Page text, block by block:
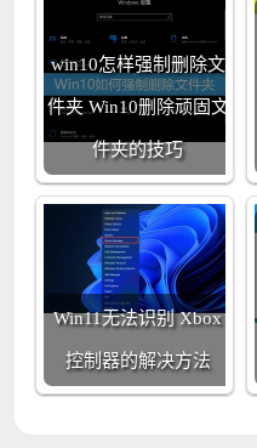
win10怎样强制删除文
件夹 Win10删除顽固文
件夹的技巧
Win11无法识别 Xbox
控制器的解决方法